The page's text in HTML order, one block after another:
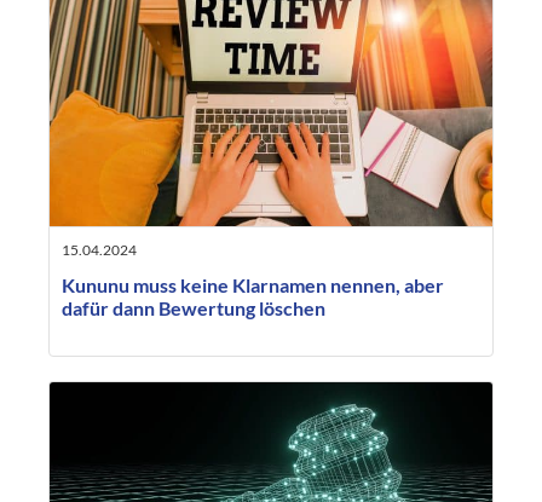
15.04.2024
Kununu muss keine Klarnamen nennen, aber
dafür dann Bewertung löschen